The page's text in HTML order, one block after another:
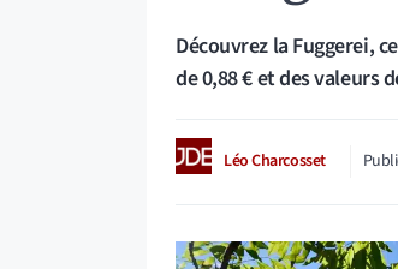
Découvrez la Fuggerei,
de 0,88 € et des valeurs
Léo Charcosset